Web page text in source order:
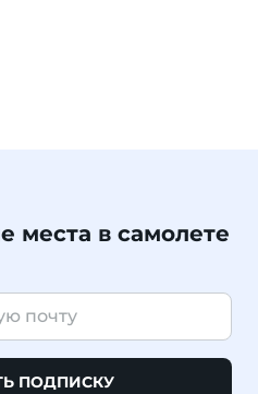
места в самолете
ПОДПИСКУ